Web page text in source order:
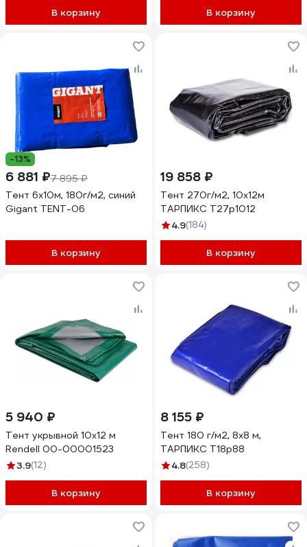
В корзину В корзину
-13%
6 881 ₽7 895 ₽
Тент 6х10м, 180г/м2, синий
Gigant TENT-06
В корзину
19 858 ₽
Тент 270г/м2, 10х12м
ТАРПИКС Т27р1012
4.9(184)
В корзину
5 940 ₽
Тент укрывной 10х12 м
Rendell 00-00001523
3.9(12)
В корзину
8 155 ₽
Тент 180 г/м2, 8x8 м,
ТАРПИКС Т18р88
4.8(258)
В корзину